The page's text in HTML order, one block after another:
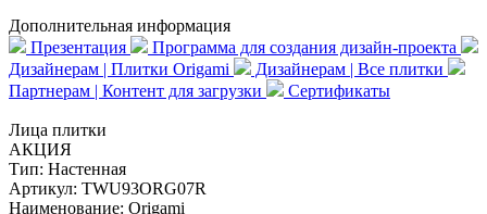
Дополнительная информация
Презентация
Программа для создания дизайн-проекта
Дизайнерам | Плитки Origami
Дизайнерам | Все плитки
Партнерам | Контент для загрузки
Сертификаты
Лица плитки
АКЦИЯ
Тип: Настенная
Артикул: TWU93ORG07R
Наименование: Origami